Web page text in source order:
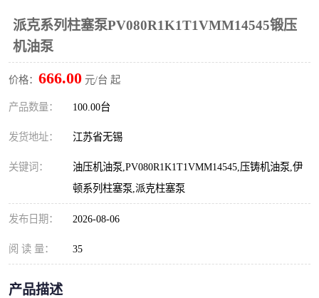
派克系列柱塞泵PV080R1K1T1VMM14545锻压
机油泵
价格： 666.00 元/台 起
产品数量： 100.00台
发货地址： 江苏省无锡
关键词：
油压机油泵,PV080R1K1T1VMM14545,压铸机油泵,伊
顿系列柱塞泵,派克柱塞泵
发布日期： 2026-08-06
阅 读 量： 35
产品描述